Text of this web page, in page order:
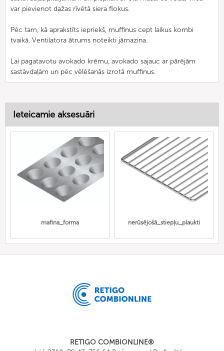
var pievienot dažas rīvētā siera flokus.
Pēc tam, kā aprakstīts iepriekš, muffinus cept laikus kombi
tvaikā. Ventilatora ātrums noteikti jāmazina.
Lai pagatavotu avokado krēmu, avokado sajauc ar pārējām
sastāvdaļām un pēc vēlēšanās izrotā muffinus.
Ieteicamie aksesuāri
mafina_forma nerūsējošā_stiepļu_plaukti
RETIGO COMBIONLINE®